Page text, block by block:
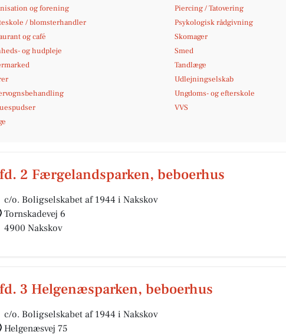
og forening
Piercing / Tatovering
/ blomsterhandler
Psykologisk rådgivning
og café
Skomager
og hudpleje
Smed
Tandlæge
Udlejningselskab
Ungdoms- og efterskole
VVS
2 Færgelandsparken, beboerhus
c/o. Boligselskabet af 1944 i Nakskov
Tornskadevej 6
4900 Nakskov
3 Helgenæsparken, beboerhus
c/o. Boligselskabet af 1944 i Nakskov
Helgenæsvej 75